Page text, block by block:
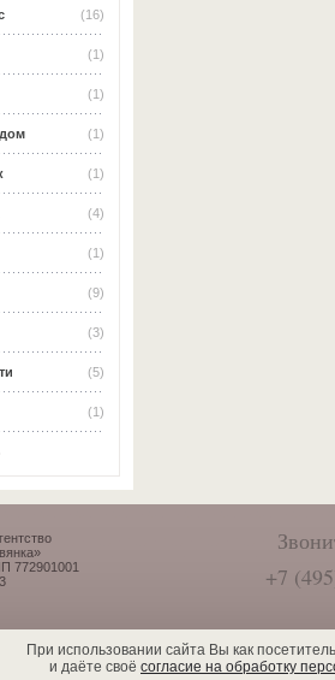
(16)
(1)
(1)
(1)
(1)
(4)
(1)
(9)
(3)
(5)
(1)
772901001
+7
При использовании сайта Вы как
и даёте своё согласие на обработку